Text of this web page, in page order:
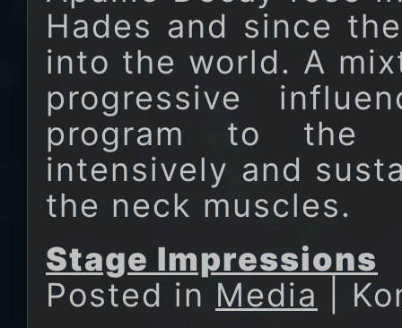
Hades and since
into the world. A
progressive
program to the
intensively and
the neck muscles.
Stage Impressions
Posted in Media